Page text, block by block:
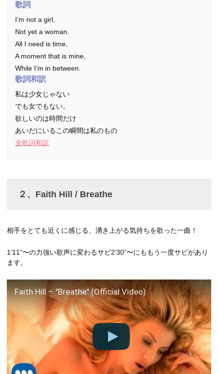
歌詞
I’m not a girl,
Not yet a woman.
All I need is time,
A moment that is mine,
While I’m in between.
歌詞和訳
私は少女じゃない
でも女でもない。
欲しいのは時間だけ
あいだにいるこの瞬間は私のもの
全歌詞和訳
２、Faith Hill / Breathe
相手をとても近くに感じる、湧き上がる気持ちを歌った一曲！
1’11”〜の力強い歌声に変わるサビ2’30”〜にももう一度サビがあり
ます。
Faith Hill – "Breathe" (Official Video)